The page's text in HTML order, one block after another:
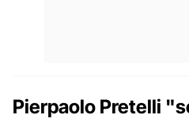
Pierpaolo Pretelli